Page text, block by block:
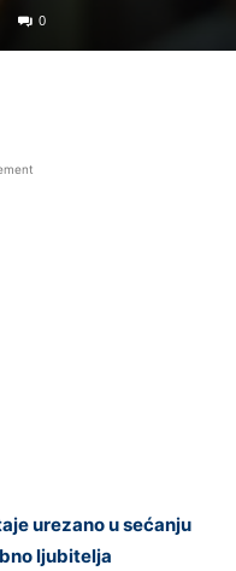
0
urezano u sećanju
ljubitelja